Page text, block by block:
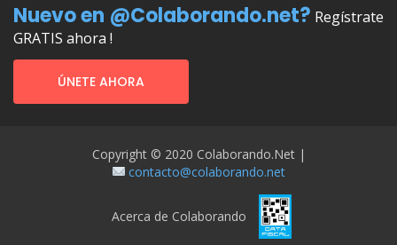
Nuevo en @Colaborando.net? Regístrate
GRATIS ahora !
ÚNETE AHORA
Copyright © 2020 Colaborando.net |
contacto@colaborando.net
Acerca de Colaborando